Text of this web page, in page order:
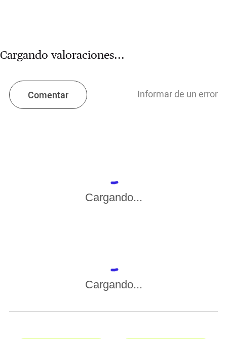
Cargando valoraciones...
Comentar Informar de un error
Cargando...
Cargando...